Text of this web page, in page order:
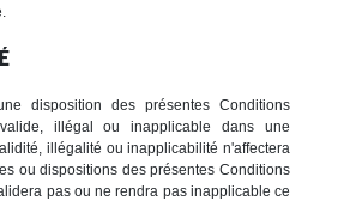
disposition des présentes Conditions
illégal ou inapplicable dans une
illégalité ou inapplicabilité n'affectera
ou dispositions des présentes Conditions
pas ou ne rendra pas inapplicable ce